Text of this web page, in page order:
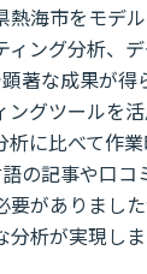
海市をモデ
ィング分析、
著な成果が得
グツールを活
析に比べて作
の記事や口コ
がありまし
析が実現しま